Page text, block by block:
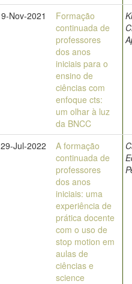
9-Nov-2021
Formação
continuada de
professores
dos anos
iniciais para o
ensino de
ciências com
enfoque cts:
um olhar à luz
da BNCC
29-Jul-2022
A formação
continuada de
professores
dos anos
iniciais: uma
experiência de
prática docente
com o uso de
stop motion em
aulas de
ciências e
science